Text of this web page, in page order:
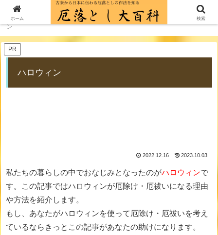
厄落とし・厄除け・厄祓い作法一覧
ハロウィ
ン
PR
ハロウィン
2022.12.16 2023.10.03
私たちの暮らしの中でおなじみとなったのがハロウィンで
す。この記事ではハロウィンが厄除け・厄祓いになる理由
や方法を紹介します。
もし、あなたがハロウィンを使って厄除け・厄祓いを考え
ているならきっとこの記事があなたの助けになります。
ホーム 検索